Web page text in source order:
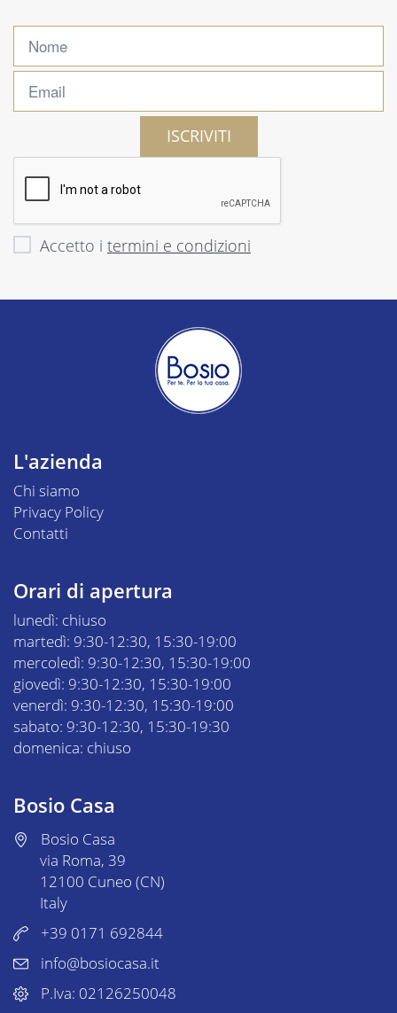
ISCRIVITI
Accetto i termini e condizioni
L'azienda
Chi siamo
Privacy Policy
Contatti
Orari di apertura
lunedì: chiuso
martedì: 9:30-12:30, 15:30-19:00
mercoledì: 9:30-12:30, 15:30-19:00
giovedì: 9:30-12:30, 15:30-19:00
venerdì: 9:30-12:30, 15:30-19:00
sabato: 9:30-12:30, 15:30-19:30
domenica: chiuso
Bosio Casa
Bosio Casa
via Roma, 39
12100 Cuneo (CN)
Italy
+39 0171 692844
info@bosiocasa.it
P.Iva: 02126250048